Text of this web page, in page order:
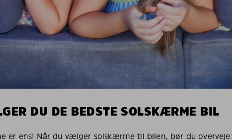
DU DE BEDSTE SOLSKÆRME BIL
er ens! Når du vælger solskærme til bilen, bør du overveje: